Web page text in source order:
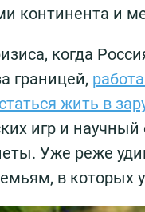
континента и
когда
границей,
жить в
игр и
Уже реже
в которых